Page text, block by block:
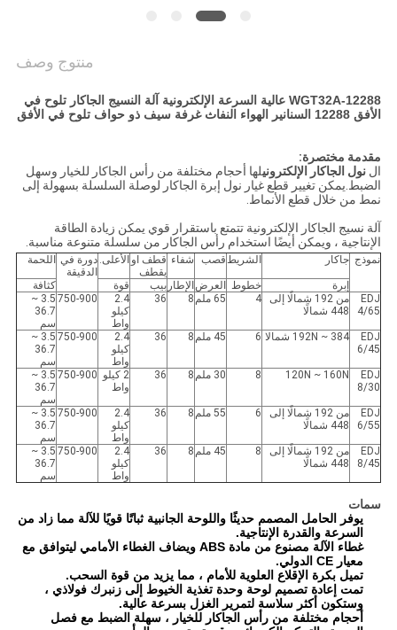
منتوج وصف
WGT32A-12288 عالية السرعة الإلكترونية آلة النسيج الجاكار تلوح في
الأفق 12288 السنانير الهواء النفاث غرفة سيف ذو حواف تلوح في الأفق
مقدمة مختصرة:
ال نول الجاكار الإلكترونيلها أحجام مختلفة من رأس الجاكار للخيار وسهل
الضبط.يمكن تغيير قطع غيار نول إبرة الجاكار لوصلة السلسلة بسهولة إلى
نمط من خلال قطع الأنماط.
آلة نسيج الجاكار الإلكترونية تتمتع باستقرار قوي يمكن زيادة الطاقة
الإنتاجية ، ويمكن أيضًا استخدام رأس الجاكار من سلسلة متنوعة مناسبة.
نموذج جاكار الشريطقصب شفاء قطف او
يقطف
الأعلى. دورة في
الدقيقة
اللحمة
إبرة خطوط العرض الإطار بيب قوة
كثافة
EDJ
4/65
من 192 شمالًا إلى
448 شمالًا
4 65 ملم 8
36
2.4
كيلو
واط
750-900
3.5 ~
36.7
سم
EDJ
6/45
192N ~ 384 شمالا 6 45 ملم 8
36
2.4
كيلو
واط
750-900
3.5 ~
36.7
سم
EDJ
8/30
120N ~ 160N
8 30 ملم 8
36
2 كيلو
واط
750-900
3.5 ~
36.7
سم
EDJ
6/55
من 192 شمالًا إلى
448 شمالًا
6 55 ملم 8
36
2.4
كيلو
واط
750-900
3.5 ~
36.7
سم
EDJ
8/45
من 192 شمالًا إلى
448 شمالًا
8 45 ملم 8
36
2.4
كيلو
واط
750-900
3.5 ~
36.7
سم
سمات
يوفر الحامل المصمم حديثًا واللوحة الجانبية ثباتًا قويًا للآلة مما زاد من
السرعة والقدرة الإنتاجية.
غطاء الآلة مصنوع من مادة ABS ويضاف الغطاء الأمامي ليتوافق مع
معيار CE الدولي.
تميل بكرة الإقلاع العلوية للأمام ، مما يزيد من قوة السحب.
تمت إعادة تصميم لوحة وحدة تغذية الخيوط إلى زنبرك فولاذي ،
وستكون أكثر سلاسة لتمرير الغزل بسرعة عالية.
أحجام مختلفة من رأس الجاكار للخيار ، سهلة الضبط مع فصل